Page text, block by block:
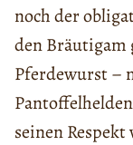
noch der
den Bräutigam
Pferdewurst –
seinen